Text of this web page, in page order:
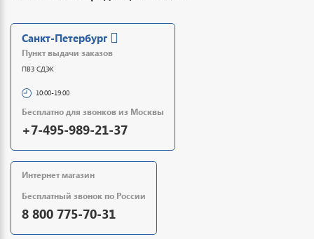
Санкт-Петербург
Пункт выдачи заказов
ПВЗ СДЭК
10:00-19:00
Бесплатно для звонков из Москвы
+7-495-989-21-37
Интернет магазин
Бесплатный звонок по России
8 800 775-70-31